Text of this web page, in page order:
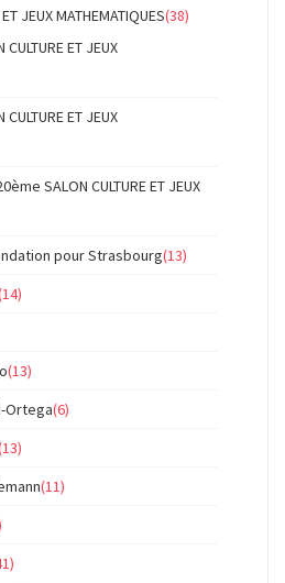
JEUX MATHEMATIQUES(38)
ET JEUX
ET JEUX
SALON CULTURE ET JEUX
pour Strasbourg(13)
(13)
Ortega(6)
(11)